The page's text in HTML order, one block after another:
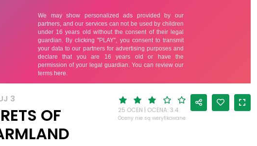
3
OF
25 OCEN | OCENA: 3.4
Oceny nie są weryfikowane